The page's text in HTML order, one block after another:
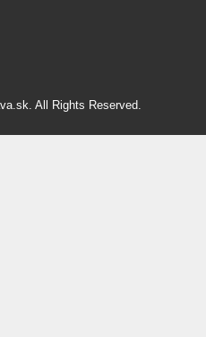
All Rights Reserved.